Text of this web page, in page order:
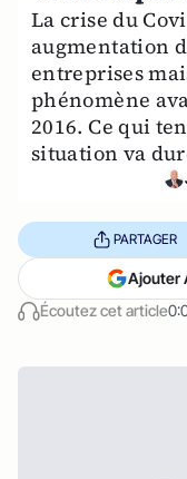
La crise du
augmentation
entreprises
phénomène
2016. Ce qui
situation va
Écoutez cet article
PARTAGER
Ajouter